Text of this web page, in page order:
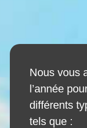
Nous vous
l’année
différents
tels que :